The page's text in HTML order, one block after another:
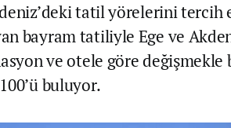
tatil yörelerini tercih
bayram tatiliyle Ege ve
ve otele göre
buluyor.